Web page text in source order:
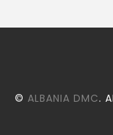
© ALBANIA DMC.